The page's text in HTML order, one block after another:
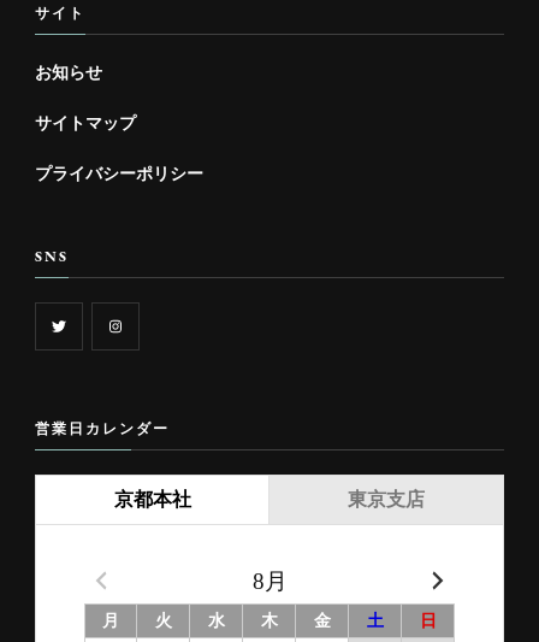
サイト
お知らせ
サイトマップ
プライバシーポリシー
SNS
営業日カレンダー
京都本社
8月
月 火 水 木 金 土 日
東京支店